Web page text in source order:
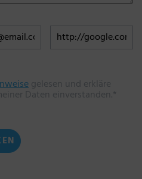
gelesen und erkläre
Daten einverstanden.*